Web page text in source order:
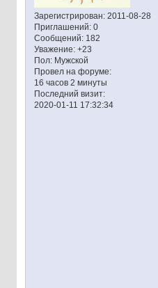
Зарегистрирован: 2011-08-28
Приглашений:0
Сообщений:182
Уважение: +23
Пол:Мужской
Провел на форуме:
16 часов 2 минуты
Последний визит:
2020-01-11 17:32:34